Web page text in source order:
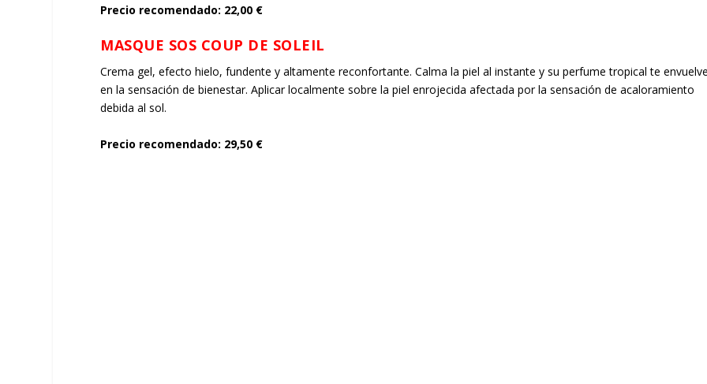
Precio recomendado: 22,00 €
MASQUE SOS COUP DE SOLEIL
Crema gel, efecto hielo, fundente y altamente reconfortante. Calma la piel al instante y su perfume tropical te
en la sensación de bienestar. Aplicar localmente sobre la piel enrojecida afectada por la sensación de acaloramiento
debida al sol.
Precio recomendado: 29,50 €